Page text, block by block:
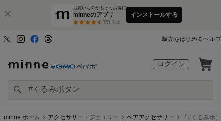
お買いものがもっとお得に
minneのアプリ
3万件以上
インストールする
販売をはじめるヘルプ
ログイン
minne ホーム アクセサリー・ジュエリー ヘアアクセサリー 「#くるみボ